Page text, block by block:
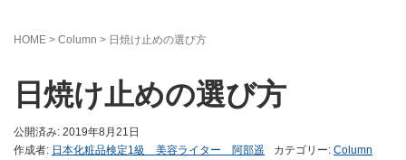
HOME > Column > 日焼け止めの選び方
日焼け止めの選び方
公開済み: 2019年8月21日
作成者: 日本化粧品検定1級 美容ライター 阿部遥 カテゴリー: Column